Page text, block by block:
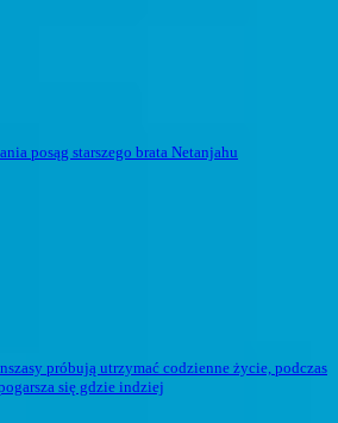
posąg starszego brata Netanjahu
próbują utrzymać codzienne życie, podczas
się gdzie indziej